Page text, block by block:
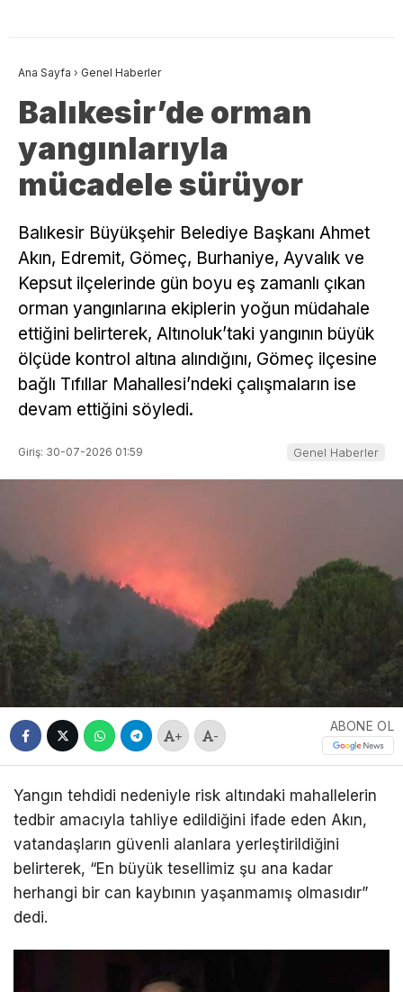
Ana Sayfa › Genel Haberler
Balıkesir’de orman
yangınlarıyla
mücadele sürüyor
Balıkesir Büyükşehir Belediye Başkanı Ahmet
Akın, Edremit, Gömeç, Burhaniye, Ayvalık ve
Kepsut ilçelerinde gün boyu eş zamanlı çıkan
orman yangınlarına ekiplerin yoğun müdahale
ettiğini belirterek, Altınoluk’taki yangının büyük
ölçüde kontrol altına alındığını, Gömeç ilçesine
bağlı Tıfıllar Mahallesi’ndeki çalışmaların ise
devam ettiğini söyledi.
Giriş: 30-07-2026 01:59 Genel Haberler
+ -
ABONE OL
Yangın tehdidi nedeniyle risk altındaki mahallelerin
tedbir amacıyla tahliye edildiğini ifade eden Akın,
vatandaşların güvenli alanlara yerleştirildiğini
belirterek, “En büyük tesellimiz şu ana kadar
herhangi bir can kaybının yaşanmamış olmasıdır”
dedi.